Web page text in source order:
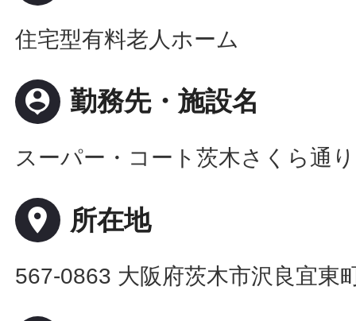
住宅型有料老人ホーム
person_pin 勤務先・施設名
スーパー・コート茨木さくら通り
place 所在地
567-0863 大阪府茨木市沢良宜東